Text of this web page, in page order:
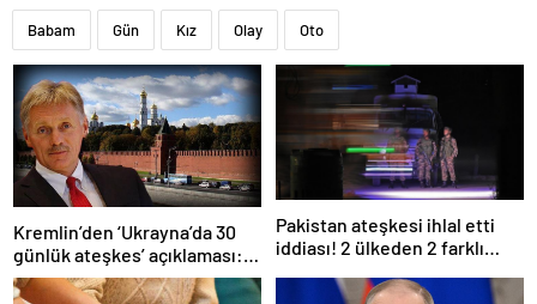
Babam Gün Kız Olay Oto
Kremlin’den ‘Ukrayna’da 30
günlük ateşkes’ açıklaması:
Bunu iyice düşünmeliyiz
Pakistan ateşkesi ihlal etti
iddiası! 2 ülkeden 2 farklı